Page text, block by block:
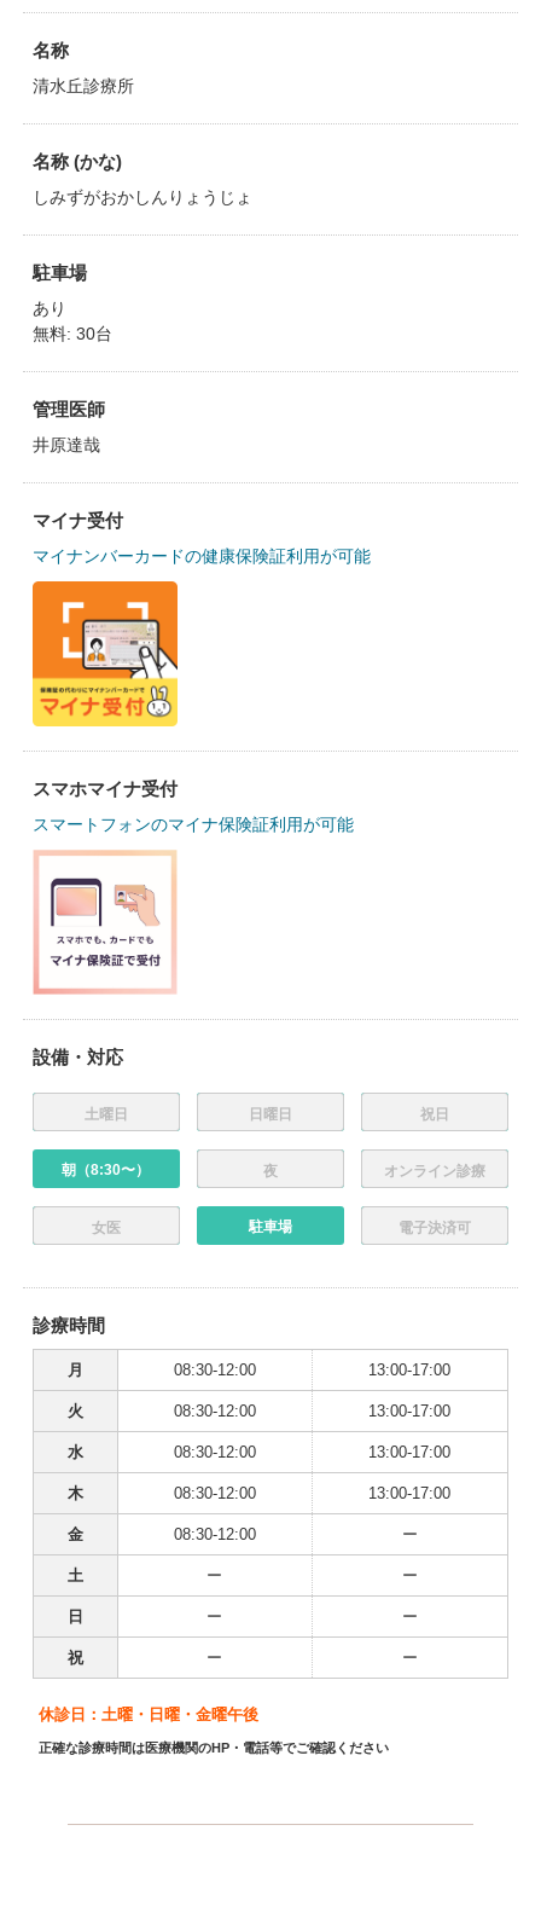
名称
清水丘診療所
名称 (かな)
しみずがおかしんりょうじょ
駐車場
あり
無料: 30台
管理医師
井原達哉
マイナ受付
マイナンバーカードの健康保険証利用が可能
スマホマイナ受付
スマートフォンのマイナ保険証利用が可能
設備・対応
土曜日 日曜日 祝日
朝（8:30〜） 夜 オンライン診療
女医 駐車場 電子決済可
診療時間
月 08:30-12:00 13:00-17:00
火 08:30-12:00 13:00-17:00
水 08:30-12:00 13:00-17:00
木 08:30-12:00 13:00-17:00
金 08:30-12:00 ー
土 ー ー
日 ー ー
祝 ー ー
休診日：土曜・日曜・金曜午後
正確な診療時間は医療機関のHP・電話等でご確認ください